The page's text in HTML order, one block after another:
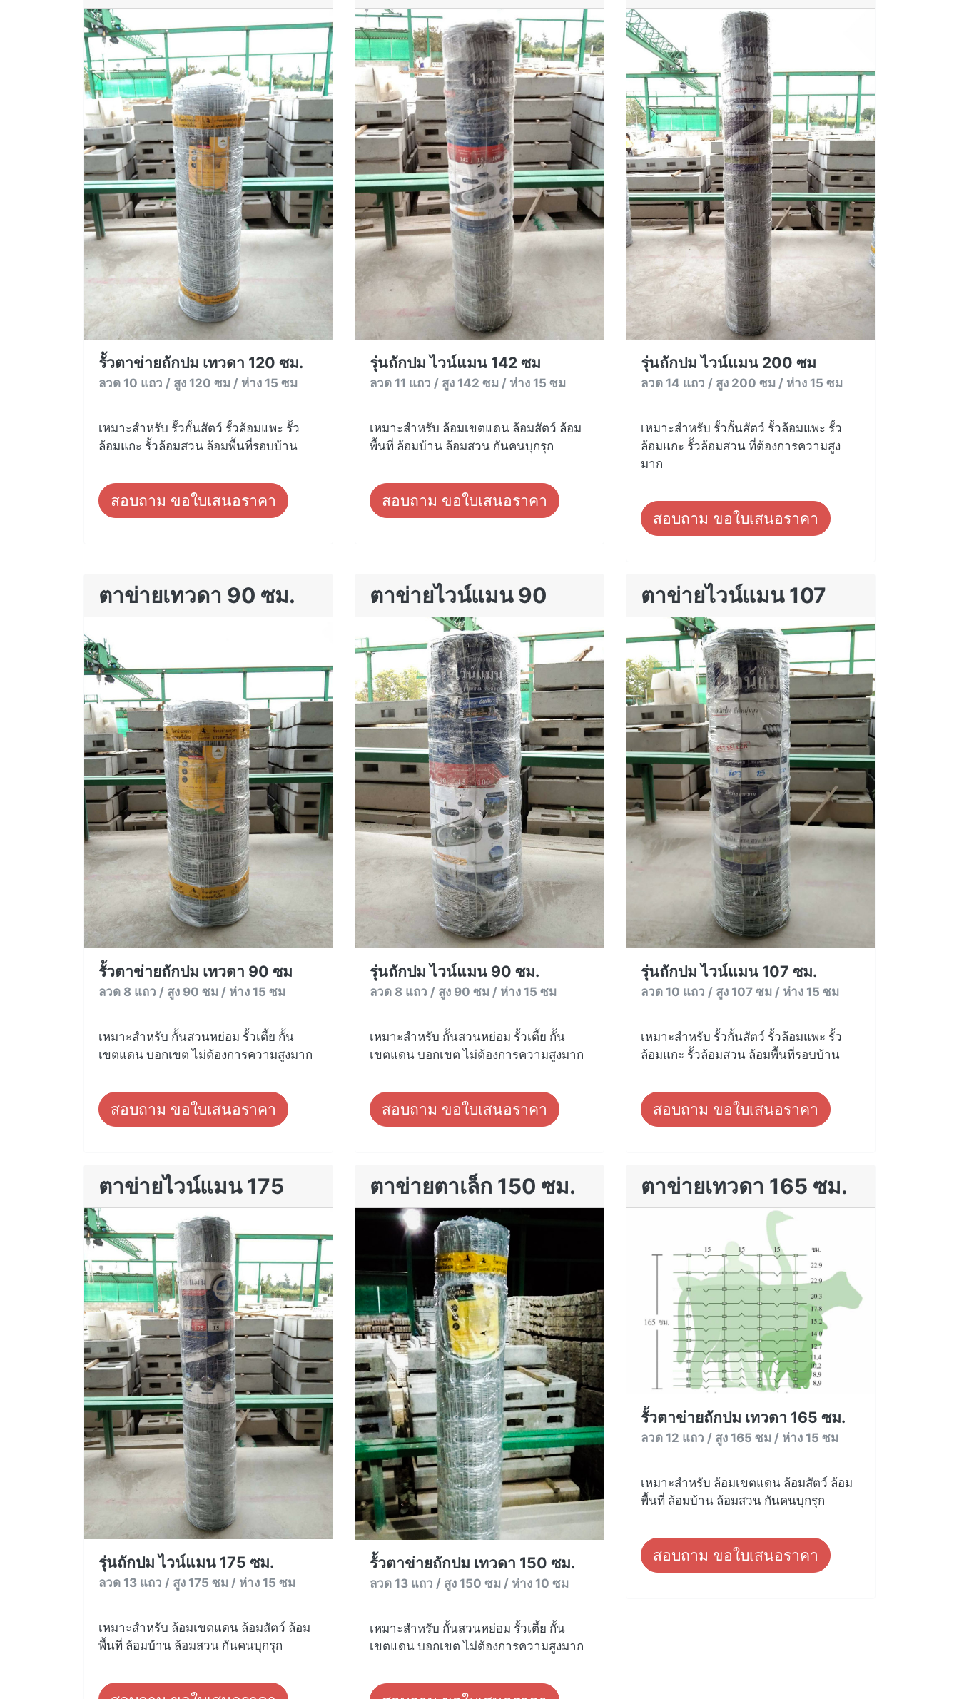
รั้วตาข่ายถักปม เทวดา 120 ซม.
ลวด 10 แถว / สูง 120 ซม / ห่าง 15 ซม
เหมาะสำหรับ รั้วกั้นสัตว์ รั้วล้อมแพะ รั้ว
ล้อมแกะ รั้วล้อมสวน ล้อมพื้นที่รอบบ้าน
สอบถาม ขอใบเสนอราคา
รุ่นถักปม ไวน์แมน 142 ซม
ลวด 11 แถว / สูง 142 ซม / ห่าง 15 ซม
เหมาะสำหรับ ล้อมเขตแดน ล้อมสัตว์ ล้อม
พื้นที่ ล้อมบ้าน ล้อมสวน กันคนบุกรุก
สอบถาม ขอใบเสนอราคา
รุ่นถักปม ไวน์แมน 200 ซม
ลวด 14 แถว / สูง 200 ซม / ห่าง 15 ซม
เหมาะสำหรับ รั้วกั้นสัตว์ รั้วล้อมแพะ รั้ว
ล้อมแกะ รั้วล้อมสวน ที่ต้องการความสูง
มาก
สอบถาม ขอใบเสนอราคา
ตาข่ายเทวดา 90 ซม.
รั้วตาข่ายถักปม เทวดา 90 ซม
ลวด 8 แถว / สูง 90 ซม / ห่าง 15 ซม
เหมาะสำหรับ กั้นสวนหย่อม รั้วเตี้ย กั้น
เขตแดน บอกเขต ไม่ต้องการความสูงมาก
สอบถาม ขอใบเสนอราคา
ตาข่ายไวน์แมน 90
รุ่นถักปม ไวน์แมน 90 ซม.
ลวด 8 แถว / สูง 90 ซม / ห่าง 15 ซม
เหมาะสำหรับ กั้นสวนหย่อม รั้วเตี้ย กั้น
เขตแดน บอกเขต ไม่ต้องการความสูงมาก
สอบถาม ขอใบเสนอราคา
ตาข่ายไวน์แมน 107
รุ่นถักปม ไวน์แมน 107 ซม.
ลวด 10 แถว / สูง 107 ซม / ห่าง 15 ซม
เหมาะสำหรับ รั้วกั้นสัตว์ รั้วล้อมแพะ รั้ว
ล้อมแกะ รั้วล้อมสวน ล้อมพื้นที่รอบบ้าน
สอบถาม ขอใบเสนอราคา
ตาข่ายไวน์แมน 175
รุ่นถักปม ไวน์แมน 175 ซม.
ลวด 13 แถว / สูง 175 ซม / ห่าง 15 ซม
เหมาะสำหรับ ล้อมเขตแดน ล้อมสัตว์ ล้อม
พื้นที่ ล้อมบ้าน ล้อมสวน กันคนบุกรุก
ตาข่ายตาเล็ก 150 ซม.
รั้วตาข่ายถักปม เทวดา 150 ซม.
ลวด 13 แถว / สูง 150 ซม / ห่าง 10 ซม
เหมาะสำหรับ กั้นสวนหย่อม รั้วเตี้ย กั้น
เขตแดน บอกเขต ไม่ต้องการความสูงมาก
ตาข่ายเทวดา 165 ซม.
รั้วตาข่ายถักปม เทวดา 165 ซม.
ลวด 12 แถว / สูง 165 ซม / ห่าง 15 ซม
เหมาะสำหรับ ล้อมเขตแดน ล้อมสัตว์ ล้อม
พื้นที่ ล้อมบ้าน ล้อมสวน กันคนบุกรุก
สอบถาม ขอใบเสนอราคา